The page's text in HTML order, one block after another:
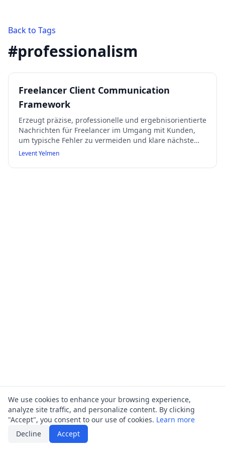
Back to Tags
#professionalism
Freelancer Client Communication
Framework
Erzeugt präzise, professionelle und ergebnisorientierte
Nachrichten für Freelancer im Umgang mit Kunden,
um typische Fehler zu vermeiden und klare nächste
Schritte zu fördern. Unterstützt verschiedene
fehlendes Feedback, Scope Creep und
Levent Yelmen
We use cookies to enhance your browsing experience,
analyze site traffic, and personalize content. By clicking
"Accept", you consent to our use of cookies. Learn more
Decline
Accept